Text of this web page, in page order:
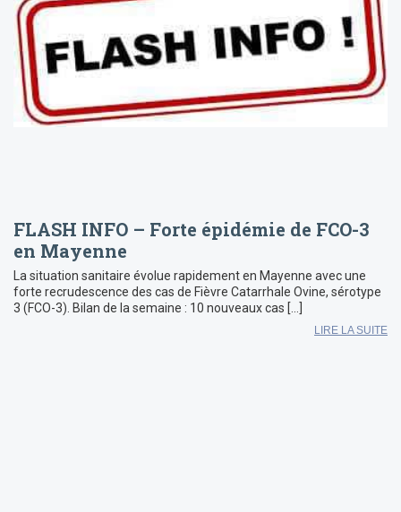
FLASH INFO – Forte épidémie de FCO-3
en Mayenne
La situation sanitaire évolue rapidement en Mayenne avec une
forte recrudescence des cas de Fièvre Catarrhale Ovine, sérotype
3 (FCO-3). Bilan de la semaine : 10 nouveaux cas […]
LIRE LA SUITE